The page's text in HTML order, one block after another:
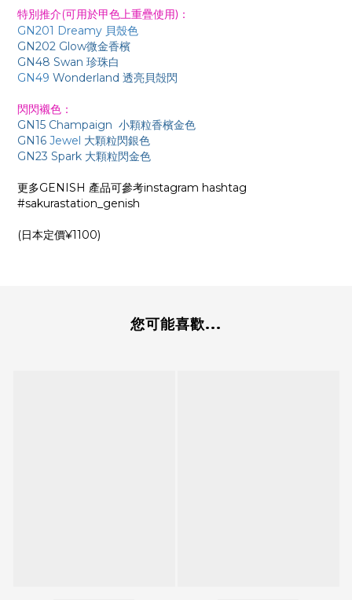
特別推介(可 用於甲色上重疊使用) ：
GN201 Dreamy 貝殼色
GN202 Glow微金香檳
GN48 Swan 珍珠白
GN49 Wonderland 透亮貝殻閃
閃閃襯色 ：
GN15 Champaign 小顆粒香檳金色
GN16 Jewel 大顆粒閃銀色
GN23 Spark 大顆粒閃金色
更多GENISH 產品可參考instagram hashtag
#sakurastation_genish
(日本定價¥1100)
您可能喜歡...